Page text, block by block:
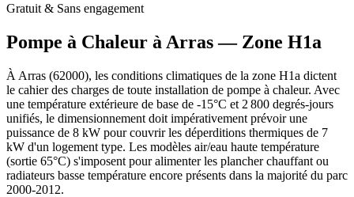
Gratuit & Sans engagement
Pompe à Chaleur à Arras— Zone H1a
À Arras (62000), les conditions climatiques de la zone H1a dictent
le cahier des charges de toute installation de pompe à chaleur. Avec
une température extérieure de base de -15°C et 2 800 degrés-jours
unifiés, le dimensionnement doit impérativement prévoir une
puissance de 8 kW pour couvrir les déperditions thermiques de 7
kW d'un logement type. Les modèles air/eau haute température
(sortie 65°C) s'imposent pour alimenter les plancher chauffant ou
radiateurs basse température encore présents dans la majorité du parc
2000-2012.